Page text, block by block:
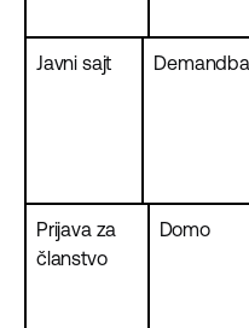
Javni sajt
Prijava za
članstvo
Domo